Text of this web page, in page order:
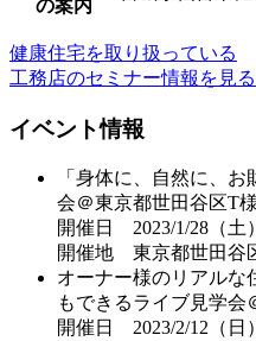
の案内
健康住宅を取り扱っている
工務店のセミナー情報を見る
イベント情報
「身体に、自然に、
会＠東京都世田谷区T
開催日 2023/1/28（土
開催地 東京都世田谷
オーナー様のリアルな
もできるライブ見学会
開催日 2023/2/12（日）